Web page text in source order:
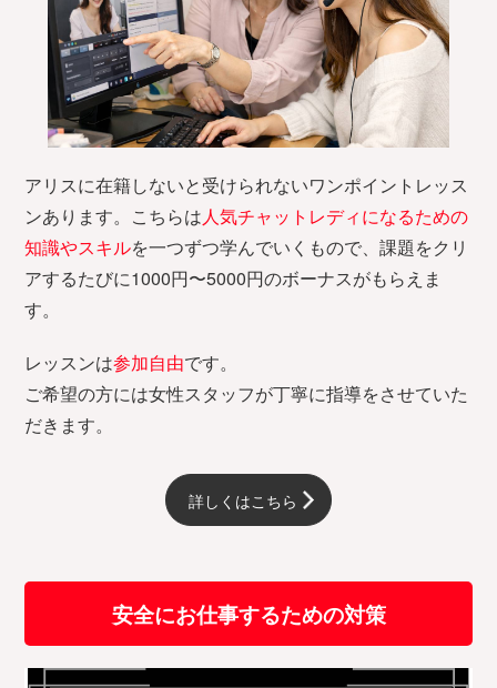
アリスに在籍しないと受けられないワンポイントレッス
ンあります。こちらは人気チャットレディになるための
知識やスキルを一つずつ学んでいくもので、課題をクリ
アするたびに1000円〜5000円のボーナスがもらえま
す。
レッスンは参加自由です。
ご希望の方には女性スタッフが丁寧に指導をさせていた
だきます。
詳しくはこちら
安全にお仕事するための対策